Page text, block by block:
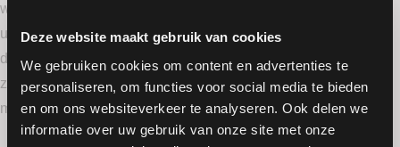
Deze website maakt gebruik van cookies
We gebruiken cookies om content en advertenties te
personaliseren, om functies voor social media te bieden
en om ons websiteverkeer te analyseren. Ook delen we
informatie over uw gebruik van onze site met onze
wereldwijde onzekerheden laten zien hoe snel de
uitgangspunten van deze strategie kunnen veranderen. Het is
daarom essentieel dat u niet alleen kijkt naar het renteverschil
zelf, maar ook oog houdt voor de bredere economische en
monetaire context.